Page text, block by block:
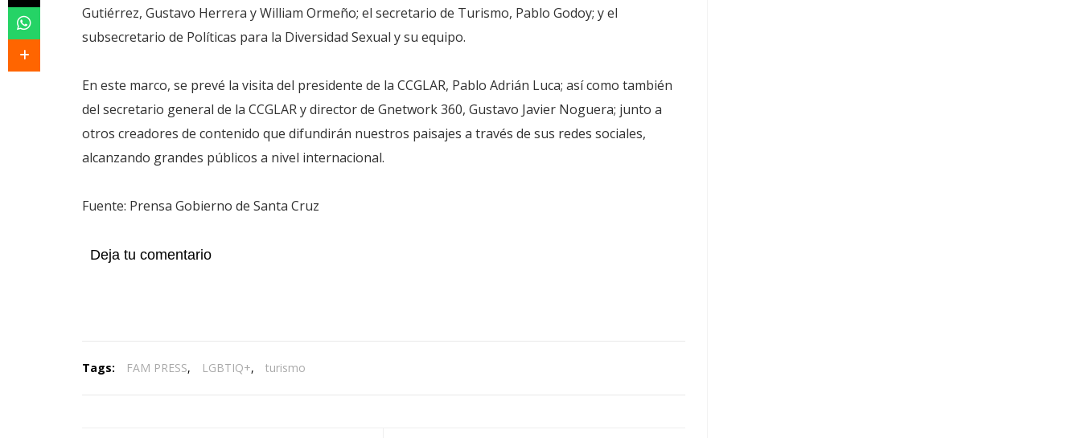
Gutiérrez, Gustavo Herrera y William Ormeño; el secretario de Turismo, Pablo Godoy; y el
subsecretario de Políticas para la Diversidad Sexual y su equipo.
En este marco, se prevé la visita del presidente de la CCGLAR, Pablo Adrián Luca; así como también
del secretario general de la CCGLAR y director de Gnetwork 360, Gustavo Javier Noguera; junto a
otros creadores de contenido que difundirán nuestros paisajes a través de sus redes sociales,
alcanzando grandes públicos a nivel internacional.
Fuente: Prensa Gobierno de Santa Cruz
Deja tu comentario
Tags: FAM PRESS, LGBTIQ+, turismo